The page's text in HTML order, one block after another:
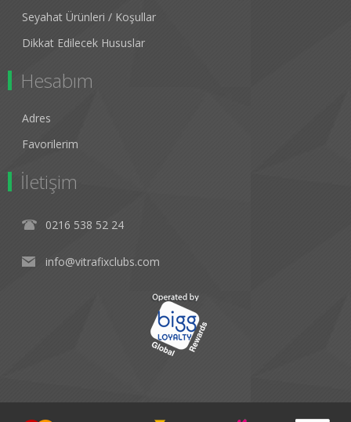
Seyahat Ürünleri / Koşullar
Dikkat Edilecek Hususlar
Hesabım
Adres
Favorilerim
İletişim
0216 538 52 24
info@vitrafixclubs.com